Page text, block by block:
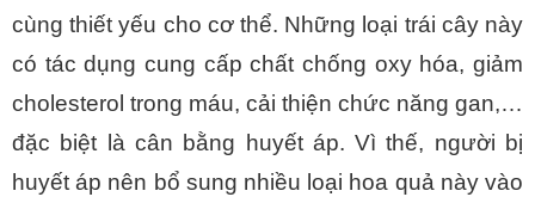
cùng thiết yếu cho cơ thể. Những loại trái cây này
có tác dụng cung cấp chất chống oxy hóa, giảm
cholesterol trong máu, cải thiện chức năng gan,…
đặc biệt là cân bằng huyết áp. Vì thế, người bị
huyết áp nên bổ sung nhiều loại hoa quả này vào